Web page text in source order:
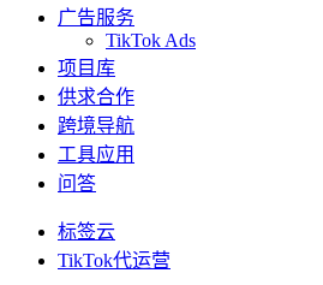
广告服务
TikTok Ads
项目库
供求合作
跨境导航
工具应用
问答
标签云
TikTok代运营